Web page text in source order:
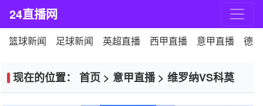
24直播网
篮球新闻 足球新闻 英超直播 西甲直播 意甲直播 德
现在的位置： 首页 > 意甲直播> 维罗纳VS科莫